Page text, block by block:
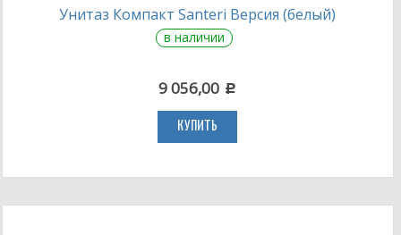
Унитаз Компакт Santeri Версия (белый)
в наличии
9 056,00 c
КУПИТЬ